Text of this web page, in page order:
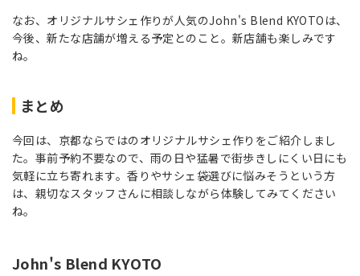
なお、オリジナルサシェ作りが人気のJohn's Blend KYOTOは、
今後、新たな店舗が増える予定とのこと。新店舗も楽しみです
ね。
まとめ
今回は、京都ならではのオリジナルサシェ作りをご紹介しまし
た。事前予約不要なので、雨の日や猛暑で街歩きしにくい日にも
気軽に立ち寄れます。香りやサシェ袋選びに悩みそうという方
は、親切なスタッフさんに相談しながら体験してみてください
ね。
John's Blend KYOTO